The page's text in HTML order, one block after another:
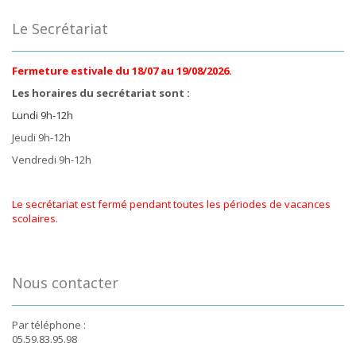
Le Secrétariat
Fermeture estivale du 18/07 au 19/08/2026.
Les horaires du secrétariat sont :
Lundi 9h-12h
Jeudi 9h-12h
Vendredi 9h-12h
Le secrétariat est fermé pendant toutes les périodes de vacances
scolaires.
Nous contacter
Par téléphone :
05.59.83.95.98